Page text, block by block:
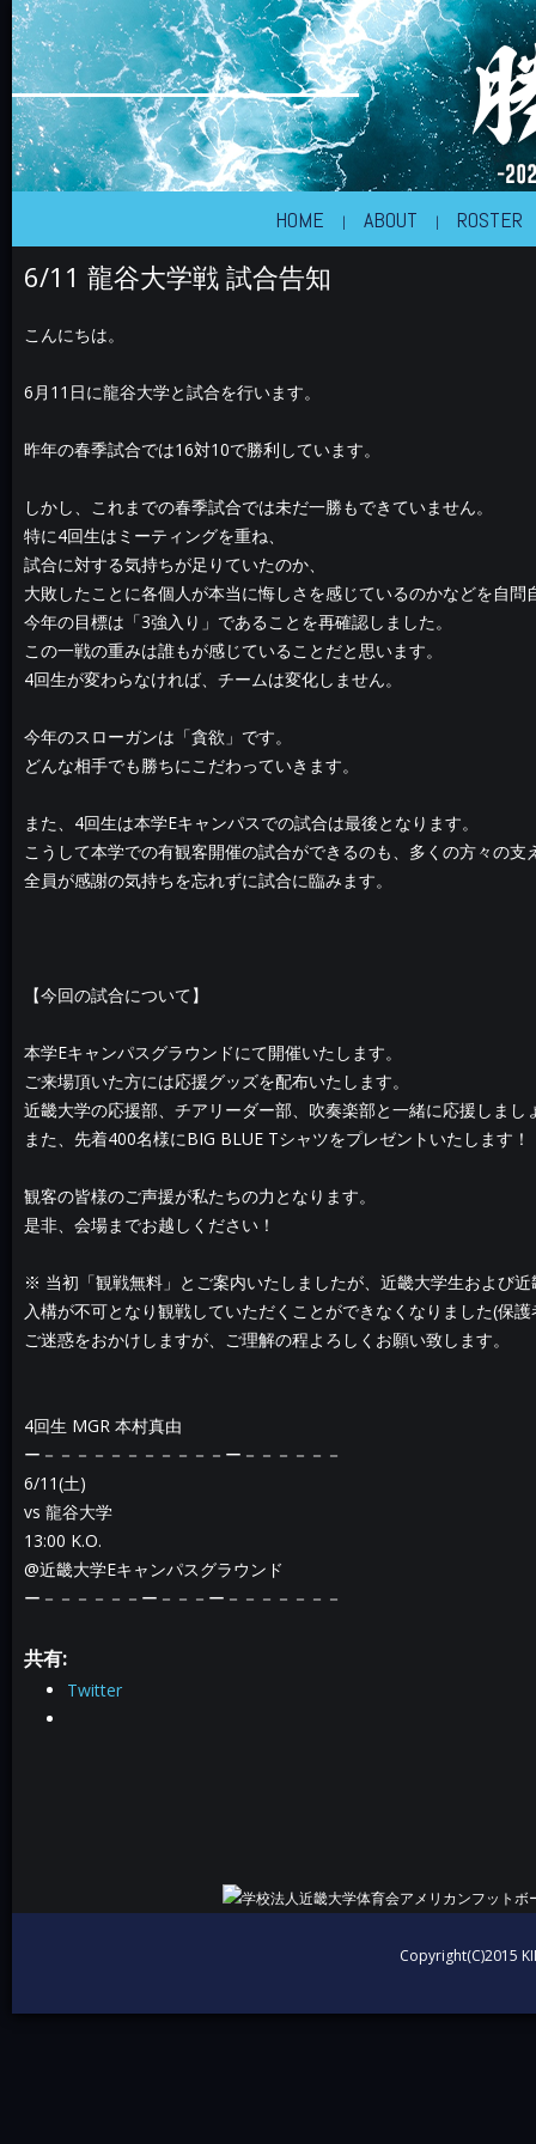
KINDAI BIG BLUE
近畿大学体育会アメリカンフットボール部
HOME ABOUT ROSTER
6/11 龍谷大学戦 試合告知
こんにちは。
6月11日に龍谷大学と試合を行います。
昨年の春季試合では16対10で勝利しています。
しかし、これまでの春季試合では未だ一勝もできていません。
特に4回生はミーティングを重ね、
試合に対する気持ちが足りていたのか、
大敗したことに各個人が本当に悔しさを感じているのかなどを自問
今年の目標は「3強入り」であることを再確認しました。
この一戦の重みは誰もが感じていることだと思います。
4回生が変わらなければ、チームは変化しません。
今年のスローガンは「貪欲」です。
どんな相手でも勝ちにこだわっていきます。
また、4回生は本学Eキャンパスでの試合は最後となります。
こうして本学での有観客開催の試合ができるのも、多くの方々の支
全員が感謝の気持ちを忘れずに試合に臨みます。
【今回の試合について】
本学Eキャンパスグラウンドにて開催いたします。
ご来場頂いた方には応援グッズを配布いたします。
近畿大学の応援部、チアリーダー部、吹奏楽部と一緒に応援しまし
また、先着400名様にBIG BLUE Tシャツをプレゼントいたします！
観客の皆様のご声援が私たちの力となります。
是非、会場までお越しください！
※ 当初「観戦無料」とご案内いたしましたが、近畿大学生および
入構が不可となり観戦していただくことができなくなりました(保
ご迷惑をおかけしますが、ご理解の程よろしくお願い致します。
4回生 MGR 本村真由
ー－－－－－－－－－－－ー－－－－－－
6/11(土)
vs 龍谷大学
13:00 K.O.
@近畿大学Eキャンパスグラウンド
ー－－－－－－ー－－－ー－－－－－－－
共有:
Twitter
Copyright(C)2015